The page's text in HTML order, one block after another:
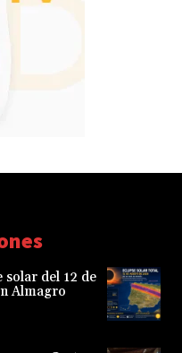
solar del 12 de
Almagro